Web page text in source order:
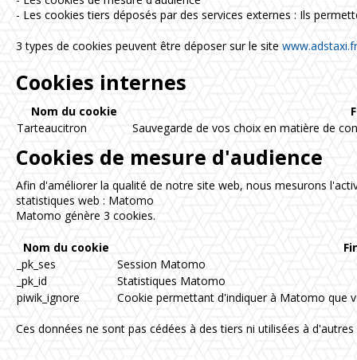
- Les cookies tiers déposés par des services externes : Ils
3 types de cookies peuvent être déposer sur le site www.adstaxi.fr
Cookies internes
Nom du cookie
Tarteaucitron
Sauvegarde de vos choix en matière de
Cookies de mesure d'audience
Afin d'améliorer la qualité de notre site web, nous mesurons
statistiques web : Matomo
Matomo génère 3 cookies.
Nom du cookie
_pk_ses
Session Matomo
_pk_id
Statistiques Matomo
piwik_ignore
Cookie permettant d'indiquer à Matomo que
Ces données ne sont pas cédées à des tiers ni utilisées à